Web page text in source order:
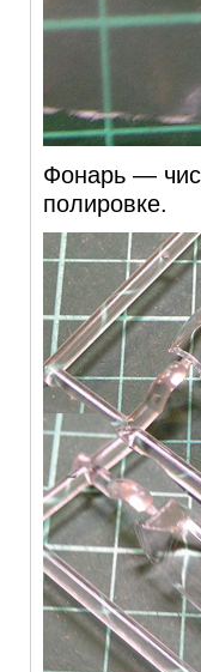
Фонарь —
полировке.